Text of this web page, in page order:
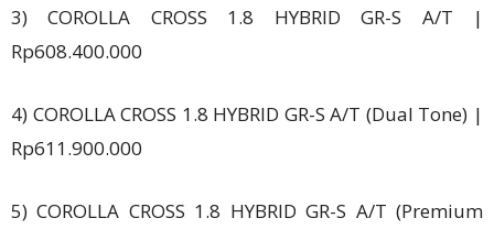
3) COROLLA CROSS 1.8 HYBRID GR-S A/T |
Rp608.400.000
4) COROLLA CROSS 1.8 HYBRID GR-S A/T (Dual Tone) |
Rp611.900.000
5) COROLLA CROSS 1.8 HYBRID GR-S A/T (Premium